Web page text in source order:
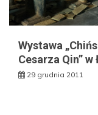
Wystawa
Cesarza Qin”
29 grudnia 2011